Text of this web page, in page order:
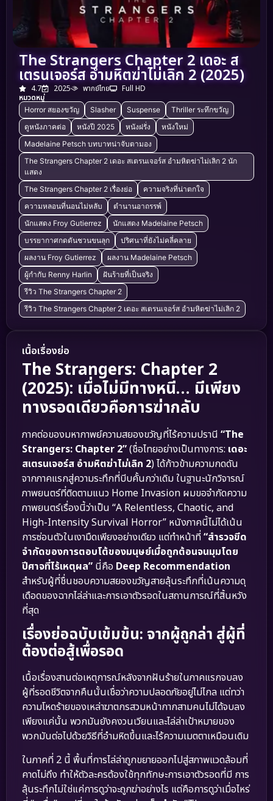
The Strangers Chapter 2 เดอะ ส
เตรนเจอร์ส อำมหิตฆ่าไม่เลิก 2 (2025)
4.7 2025 พากย์ไทย
Full HD
หมวดหมู่
Horror สยองขวัญ Slasher Suspense
Thriller ระทึกขวัญ
ดูหนังภาคต่อ
หนังปี 2025 หนังฝรั่ง
หนังใหม่
Madelaine Petsch บทบาทน่าจับตามอง
The Strangers Chapter 2 เดอะ สเตรนเจอร์ส อำมหิตฆ่าไม่เลิก 2 นัก
แสดง
The Strangers Chapter 2 เรื่องย่อ
ความจริงที่น่าตกใจ
ความหลอนที่นอนไม่หลับ
ตำนานอาถรรพ์
นักแสดง Froy Gutierrez
นักแสดง Madelaine Petsch
บรรยากาศกดดันชวนขนลุก
ปริศนาที่ยังไม่คลี่คลาย
ผลงาน Froy Gutierrez
ผลงาน Madelaine Petsch
ผู้กำกับ Renny Harlin
ฝันร้ายที่เป็นจริง
รีวิว The Strangers Chapter 2
รีวิว The Strangers Chapter 2 เดอะ สเตรนเจอร์ส อำมหิตฆ่าไม่เลิก 2
เนื้อเรื่องย่อ
The Strangers: Chapter 2
(2025): เมื่อไม่มีทางหนี… มีเพียง
ทางรอดเดียวคือการฆ่ากลับ
ภาคต่อของมหากาพย์ความสยองขวัญที่ไร้ความปรานี “The
Strangers: Chapter 2”(ชื่อไทยอย่างเป็นทางการ: เดอะ
สเตรนเจอร์ส อำมหิตฆ่าไม่เลิก 2) ได้ก้าวข้ามความกดดัน
จากภาคแรกสู่ความระทึกที่บีบคั้นกว่าเดิม ในฐานะนักวิจารณ์
ภาพยนตร์ที่ติดตามแนว Home Invasion ผมขอจำกัดความ
ภาพยนตร์เรื่องนี้ว่าเป็น “A Relentless, Chaotic, and
High-Intensity Survival Horror” หนังภาคนี้ไม่ได้เน้น
การซ่อนตัวในเงามืดเพียงอย่างเดียว แต่ทำหน้าที่“สำรวจขีด
จำกัดของการตอบโต้ของมนุษย์เมื่อถูกต้อนจนมุมโดย
ปีศาจที่ไร้เหตุผล” นี่คือ Deep Recommendation
สำหรับผู้ที่ชื่นชอบความสยองขวัญสายลุ้นระทึกที่เน้นความดุ
เดือดของฉากไล่ล่าและการเอาตัวรอดในสถานการณ์ที่สิ้นหวัง
ที่สุด
เรื่องย่อฉบับเข้มข้น: จากผู้ถูกล่า สู่ผู้ที่
ต้องต่อสู้เพื่อรอด
เนื้อเรื่องสานต่อเหตุการณ์หลังจากฝันร้ายในภาคแรกจบลง
ผู้ที่รอดชีวิตจากคืนนั้นเชื่อว่าความปลอดภัยอยู่ไม่ไกล แต่ทว่า
ความโหดร้ายของเหล่าฆาตกรสวมหน้ากากสามคนไม่ได้จบลง
เพียงแค่นั้น พวกมันยังคงวนเวียนและไล่ล่าเป้าหมายของ
พวกมันต่อไปด้วยวิธีที่อำมหิตขึ้นและไร้ความเมตตาเหมือนเดิม
ในภาคที่ 2 นี้ พื้นที่การไล่ล่าถูกขยายออกไปสู่สภาพแวดล้อมที่
คาดไม่ถึง ทำให้ตัวละครต้องใช้ทุกทักษะการเอาตัวรอดที่มี การ
ลุ้นระทึกไม่ใช่แค่การดูว่าจะถูกฆ่าอย่างไร แต่คือการดูว่าเมื่อไหร่